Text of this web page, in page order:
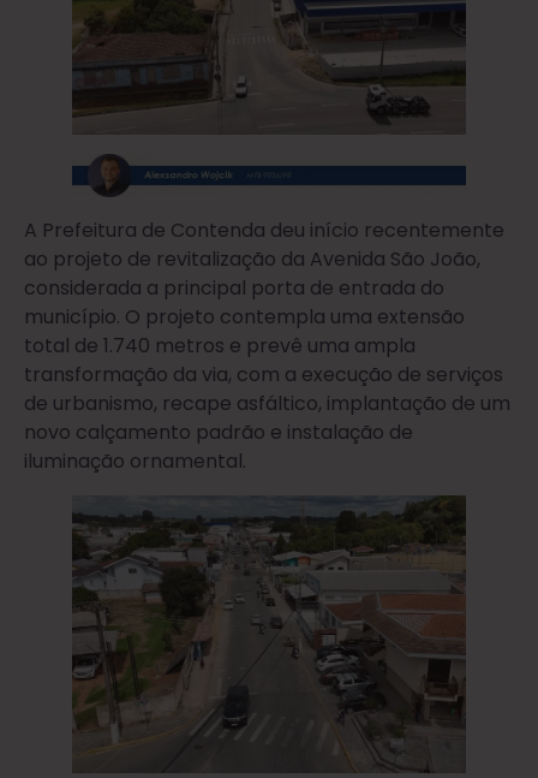
A Prefeitura de Contenda deu início recentemente
ao projeto de revitalização da Avenida São João,
considerada a principal porta de entrada do
município. O projeto contempla uma extensão
total de 1.740 metros e prevê uma ampla
transformação da via, com a execução de serviços
de urbanismo, recape asfáltico, implantação de um
novo calçamento padrão e instalação de
iluminação ornamental.